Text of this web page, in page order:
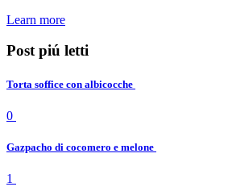
Learn more
Post piú letti
Torta soffice con albicocche
0
Gazpacho di cocomero e melone
1